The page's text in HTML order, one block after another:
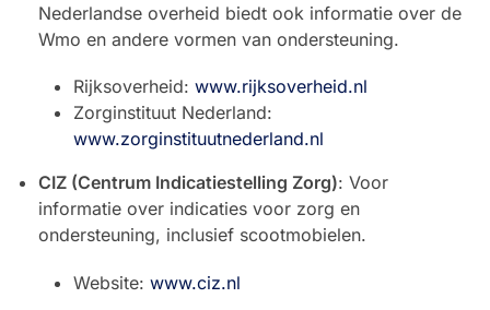
Nederlandse overheid biedt ook informatie over de
Wmo en andere vormen van ondersteuning.
Rijksoverheid: www.rijksoverheid.nl
Zorginstituut Nederland:
www.zorginstituutnederland.nl
CIZ (Centrum Indicatiestelling Zorg): Voor
informatie over indicaties voor zorg en
ondersteuning, inclusief scootmobielen.
Website: www.ciz.nl